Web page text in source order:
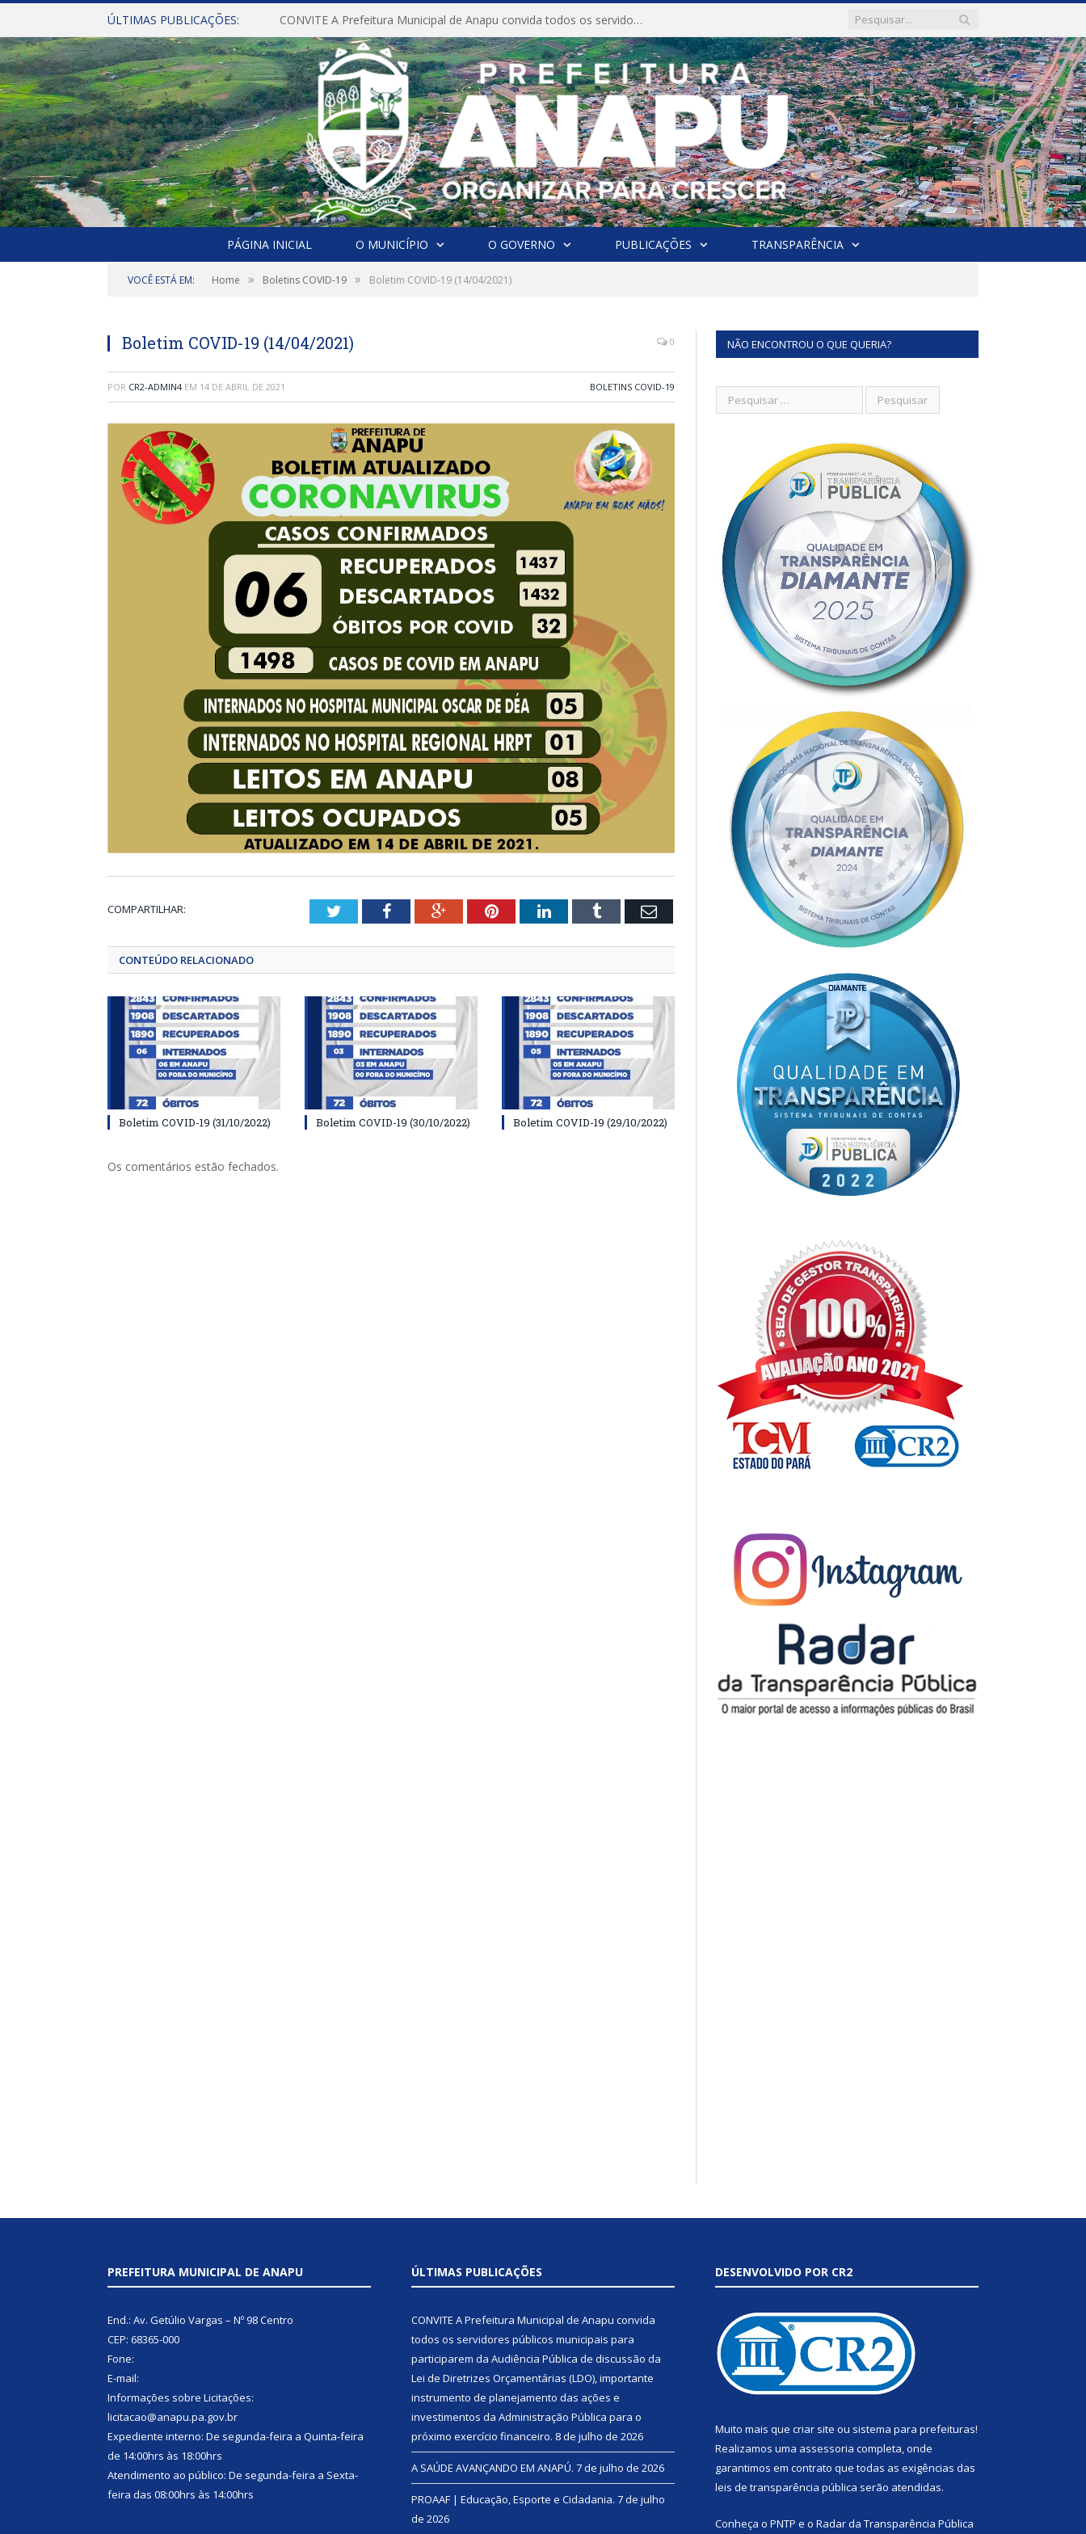
ÚLTIMAS PUBLICAÇÕES: CONVITE A Prefeitura Municipal de Anapu convida todos os servidores públicos municipais para participarem da Audiência Pública de discussão da Lei de Diretrizes Orçamentárias (LDO), importante instrumento de planejamento das ações e investimentos da Administração Pública para o próximo exercício financeiro.
PÁGINA INICIAL O MUNICÍPIO O GOVERNO PUBLICAÇÕES TRANSPARÊNCIA
VOCÊ ESTÁ EM: Home » Boletins COVID-19 » Boletim COVID-19 (14/04/2021)
Boletim COVID-19 (14/04/2021) 0
POR CR2-ADMIN4 EM 14 DE ABRIL DE 2021 BOLETINS COVID-19
COMPARTILHAR: TwitterFacebookGoogle+PinterestLinkedInTumblr Email
CONTEÚDO RELACIONADO
Boletim COVID-19 (31/10/2022) Boletim COVID-19 (30/10/2022) Boletim COVID-19 (29/10/2022)
Os comentários estão fechados.
NÃO ENCONTROU O QUE QUERIA?
PREFEITURA MUNICIPAL DE ANAPU
End.: Av. Getúlio Vargas – Nº 98 Centro
CEP: 68365-000
Fone:
E-mail:
Informações sobre Licitações:
licitacao@anapu.pa.gov.br
Expediente interno: De segunda-feira a Quinta-feira
de 14:00hrs às 18:00hrs
Atendimento ao público: De segunda-feira a Sexta-
feira das 08:00hrs às 14:00hrs
ÚLTIMAS PUBLICAÇÕES
CONVITE A Prefeitura Municipal de Anapu convida
todos os servidores públicos municipais para
participarem da Audiência Pública de discussão da
Lei de Diretrizes Orçamentárias (LDO), importante
instrumento de planejamento das ações e
investimentos da Administração Pública para o
próximo exercício financeiro. 8 de julho de 2026
A SAÚDE AVANÇANDO EM ANAPÚ. 7 de julho de 2026
PROAAF | Educação, Esporte e Cidadania. 7 de julho
de 2026
DESENVOLVIDO POR CR2
Muito mais que criar site ou sistema para prefeituras!
Realizamos uma assessoria completa, onde
garantimos em contrato que todas as exigências das
leis de transparência pública serão atendidas.
Conheça o PNTP e o Radar da Transparência Pública